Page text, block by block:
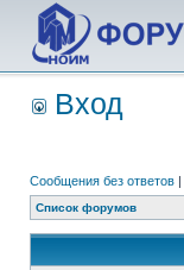
Вход
Сообщения без ответов |
Список форумов